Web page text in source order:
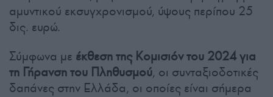
αμυντικού εκσυγχρονισμού, ύψους περίπου 25
δις. ευρώ.
Σύμφωνα με έκθεση της Κομισιόν του 2024 για
τη Γήρανση του Πληθυσμού, οι συνταξιοδοτικές
δαπάνες στην Ελλάδα, οι οποίες είναι σήμερα